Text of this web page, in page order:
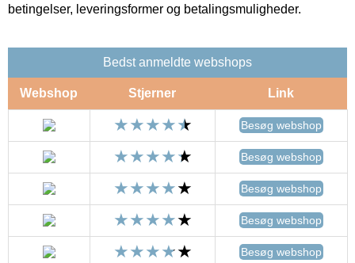
betingelser, leveringsformer og betalingsmuligheder.
Bedst anmeldte webshops
Webshop Stjerner Link
Besøg webshop
Besøg webshop
Besøg webshop
Besøg webshop
Besøg webshop